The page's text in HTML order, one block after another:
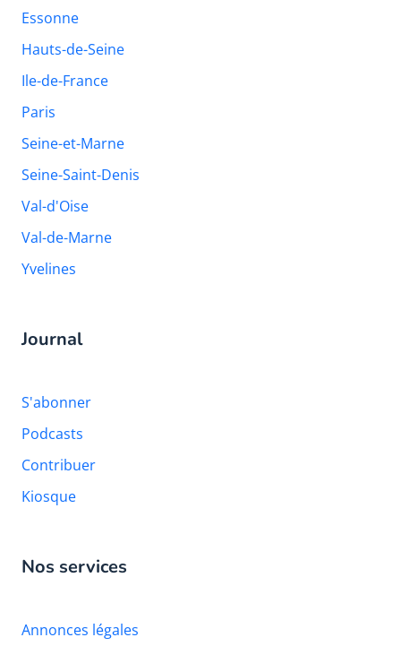
Essonne
Hauts-de-Seine
Ile-de-France
Paris
Seine-et-Marne
Seine-Saint-Denis
Val-d'Oise
Val-de-Marne
Yvelines
Journal
S'abonner
Podcasts
Contribuer
Kiosque
Nos services
Annonces légales